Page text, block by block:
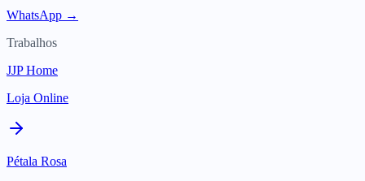
WhatsApp →
Trabalhos
JJP Home
Loja Online
Pétala Rosa